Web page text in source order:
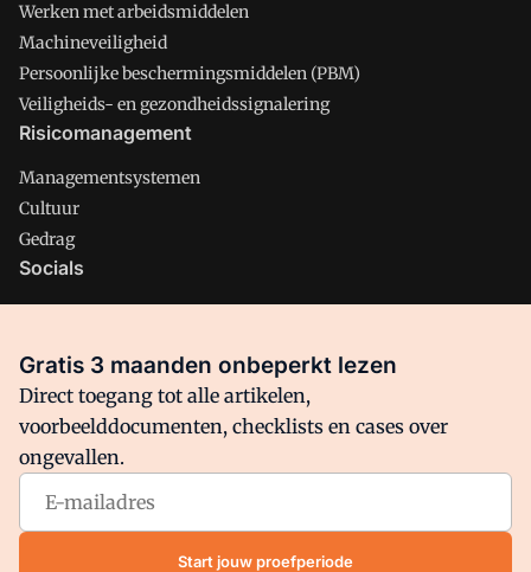
Werken met arbeidsmiddelen
Machineveiligheid
Persoonlijke beschermingsmiddelen (PBM)
Veiligheids- en gezondheidssignalering
Risicomanagement
Managementsystemen
Cultuur
Gedrag
Socials
Facebook
Arbo is onderdeel van VMN media. Lees inons manifestwaar
VMN media voor staat. Op gebruik van deze site zijn de
volgende regelingen van toepassing:Algemene Voorwaarden
Privacy en Cookie beleid|Privacy instellingen
Gratis 3 maanden onbeperkt lezen
Direct toegang tot alle artikelen,
voorbeelddocumenten, checklists en cases over
ongevallen.
Start jouw proefperiode